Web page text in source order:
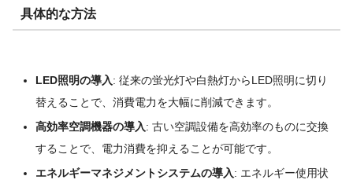
具体的な方法
LED照明の導入: 従来の蛍光灯や白熱灯からLED照明に切り
替えることで、消費電力を大幅に削減できます。
高効率空調機器の導入: 古い空調設備を高効率のものに交換
することで、電力消費を抑えることが可能です。
エネルギーマネジメントシステムの導入: エネルギー使用状